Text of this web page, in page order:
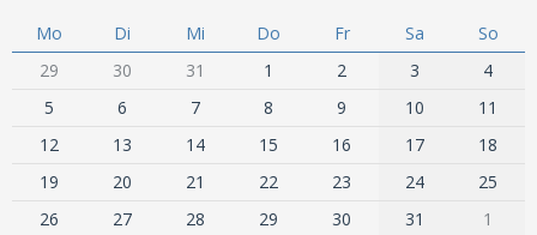
Mo Di Mi Do Fr Sa
So
29
30 31 1 2 3
4
5
6 7 8 9 10
11
12
13 14 15 16 17
18
19
20 21 22 23 24
25
26
27 28 29 30 31 1